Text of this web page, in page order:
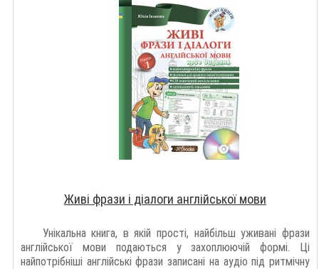
Живі фрази і діалоги англійської мови
Унікальна книга, в якій прості, найбільш уживані фрази
англійської мови подаються у захоплюючій формі. Ці
найпотрібніші англійські фрази записані на аудіо під ритмічну